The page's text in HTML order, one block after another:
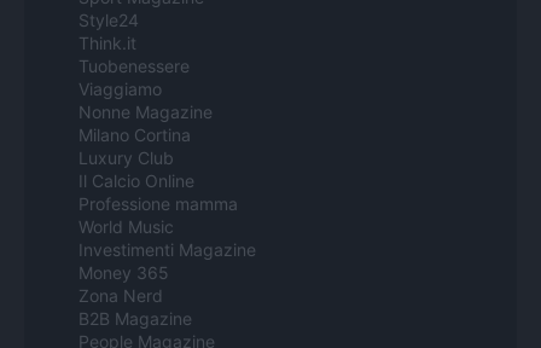
Style24
Think.it
Tuobenessere
Viaggiamo
Nonne Magazine
Milano Cortina
Luxury Club
Il Calcio Online
Professione mamma
World Music
Investimenti Magazine
Money 365
Zona Nerd
B2B Magazine
People Magazine